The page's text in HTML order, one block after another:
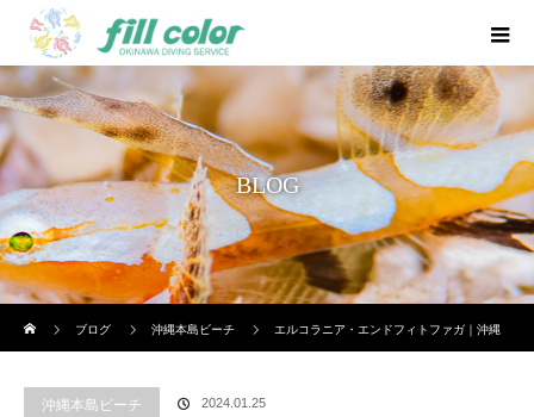
BLOG
ブログ
沖縄本島ビーチ エルコラニア・エンドフィトファガ｜沖縄
沖縄本島ビーチ 2024.01.25